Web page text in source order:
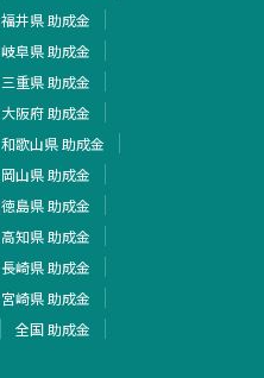
福井県 助成金
岐阜県 助成金
三重県 助成金
大阪府 助成金
和歌山県 助成金
岡山県 助成金
徳島県 助成金
高知県 助成金
長崎県 助成金
宮崎県 助成金
全国 助成金